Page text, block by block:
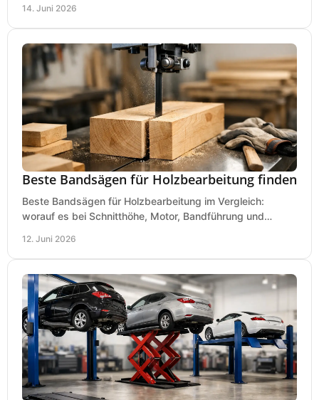
14. Juni 2026
Beste Bandsägen für Holzbearbeitung finden
Beste Bandsägen für Holzbearbeitung im Vergleich:
worauf es bei Schnitthöhe, Motor, Bandführung und
12. Juni 2026